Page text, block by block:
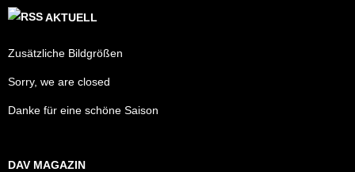
AKTUELL
Zusätzliche Bildgrößen
Sorry, we are closed
Danke für eine schöne Saison
DAV MAGAZIN